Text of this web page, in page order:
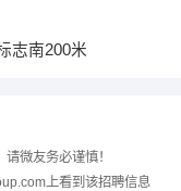
志南200米
微友务必谨慎！
上看到该招聘信息